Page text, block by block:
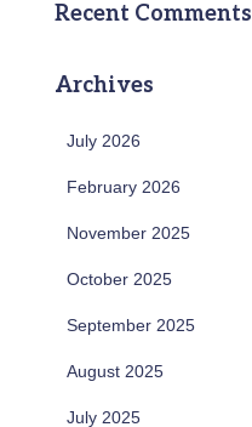
Recent Comments
Archives
July 2026
February 2026
November 2025
October 2025
September 2025
August 2025
July 2025